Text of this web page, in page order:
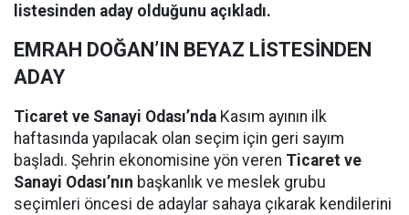
listesinden aday olduğunu açıkladı.
EMRAH DOĞAN’IN BEYAZ LİSTESİNDEN
ADAY
Ticaret ve Sanayi Odası’nda Kasım ayının ilk
haftasında yapılacak olan seçim için geri sayım
başladı. Şehrin ekonomisine yön veren Ticaret ve
Sanayi Odası’nın başkanlık ve meslek grubu
seçimleri öncesi de adaylar sahaya çıkarak kendilerini